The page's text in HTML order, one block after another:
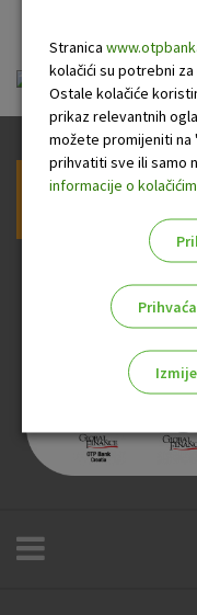
O nama OTP
Prijava na
Stranica
kolačići su potrebni
Ostale kolačiće
prikaz relevantnih
možete promijeniti na
prihvatiti sve ili samo
informacije o